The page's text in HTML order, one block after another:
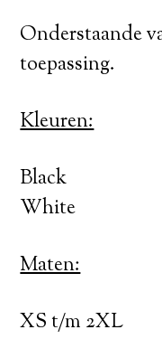
Onderstaande
toepassing.
Kleuren:
Black
White
Maten:
XS t/m 2XL